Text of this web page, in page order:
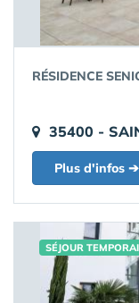
RÉSIDENCE
35400 -
Plus d'infos ➔
SÉJOUR